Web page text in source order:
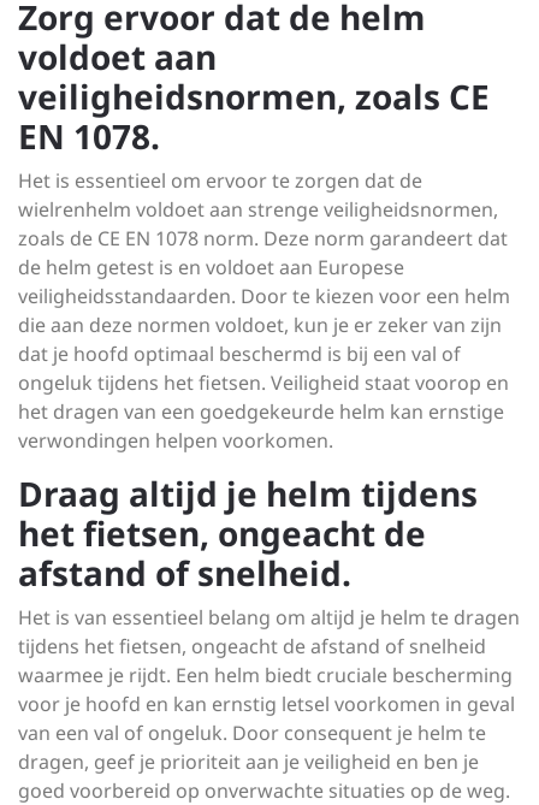
Zorg ervoor dat de helm
voldoet aan
veiligheidsnormen, zoals CE
EN 1078.
Het is essentieel om ervoor te zorgen dat de
wielrenhelm voldoet aan strenge veiligheidsnormen,
zoals de CE EN 1078 norm. Deze norm garandeert dat
de helm getest is en voldoet aan Europese
veiligheidsstandaarden. Door te kiezen voor een helm
die aan deze normen voldoet, kun je er zeker van zijn
dat je hoofd optimaal beschermd is bij een val of
ongeluk tijdens het fietsen. Veiligheid staat voorop en
het dragen van een goedgekeurde helm kan ernstige
verwondingen helpen voorkomen.
Draag altijd je helm tijdens
het fietsen, ongeacht de
afstand of snelheid.
Het is van essentieel belang om altijd je helm te dragen
tijdens het fietsen, ongeacht de afstand of snelheid
waarmee je rijdt. Een helm biedt cruciale bescherming
voor je hoofd en kan ernstig letsel voorkomen in geval
van een val of ongeluk. Door consequent je helm te
dragen, geef je prioriteit aan je veiligheid en ben je
goed voorbereid op onverwachte situaties op de weg.